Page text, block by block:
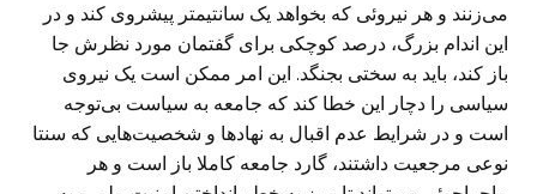
می‌زنند و هر نیروئی که بخواهد یک سانتیمتر پیشروی کند و در
این اندام بزرگ، درصد کوچکی برای گفتمان مورد نظرش جا
باز کند، باید به سختی بجنگد. این امر ممکن است یک نیروی
سیاسی را دچار این خطا کند که جامعه به سیاست بی‌توجه
است و در شرایط عدم اقبال به نهاد‌ها و شخصیت‌هایی که سنتا
نوعی مرجعیت داشتند، گارد جامعه کاملا باز است و هر